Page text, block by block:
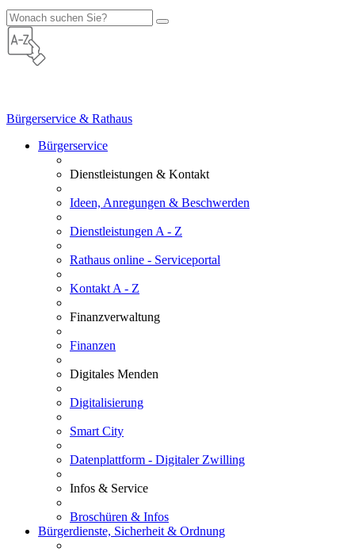
Bürgerservice & Rathaus
Bürgerservice
Dienstleistungen & Kontakt
Ideen, Anregungen & Beschwerden
Dienstleistungen A - Z
Rathaus online - Serviceportal
Kontakt A - Z
Finanzverwaltung
Finanzen
Digitales Menden
Digitalisierung
Smart City
Datenplattform - Digitaler Zwilling
Infos & Service
Broschüren & Infos
Bürgerdienste, Sicherheit & Ordnung